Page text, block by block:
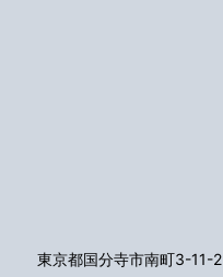
東京都国分寺市南町3-11-2